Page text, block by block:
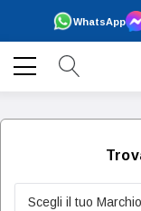
WhatsApp